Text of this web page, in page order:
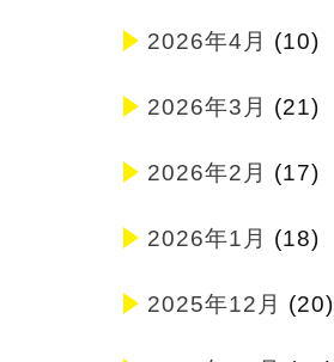
2026年4月 (10)
2026年3月 (21)
2026年2月 (17)
2026年1月 (18)
2025年12月 (20)